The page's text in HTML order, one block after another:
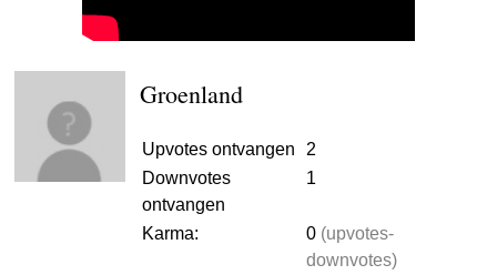
Groenland
Upvotes ontvangen
2
Downvotes
ontvangen
1
Karma: 0 (upvotes-
downvotes)